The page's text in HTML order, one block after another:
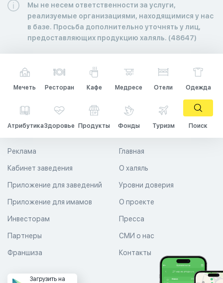
Мы не несем ответственности за услуги,
реализуемые организациями, находящимися у нас
в базе. Просьба дополнительно уточнять у лиц,
предоставляющих продукцию халяль. (48647)
Мечеть Ресторан Кафе Медресе Отели Одежда
АтрибутикаЗдоровье Продукты Фонды Туризм Поиск
Главная
О халяль
Уровни доверия
Реклама
Кабинет заведения
Приложение для заведений
Приложение для имамов О проекте
Пресса
СМИ о нас
Контакты
Инвесторам
Партнеры
Франшиза
Загрузить на